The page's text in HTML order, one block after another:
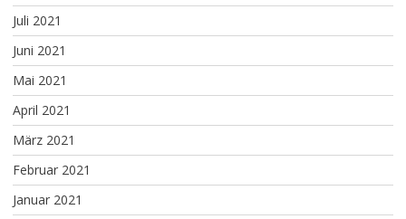
Juli 2021
Juni 2021
Mai 2021
April 2021
März 2021
Februar 2021
Januar 2021